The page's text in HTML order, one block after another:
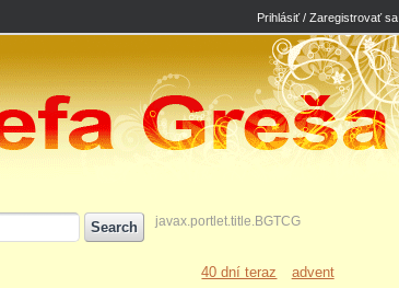
Prihlásiť / Zaregistrovať sa
javax.portlet.title.BGTCG
40 dní teraz
advent